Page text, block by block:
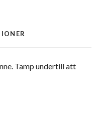
Tamp undertill att